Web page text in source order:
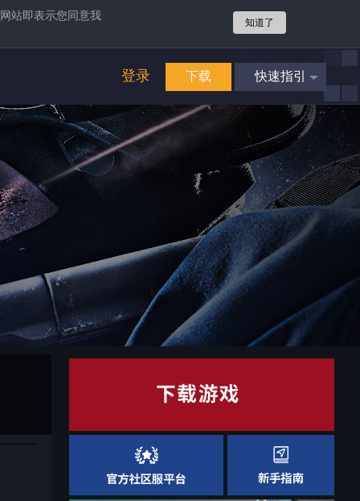
站即表示您同意我
知道了
登录 下载 快速指引
势
4
畅爽游戏
4
立即享受畅爽游戏